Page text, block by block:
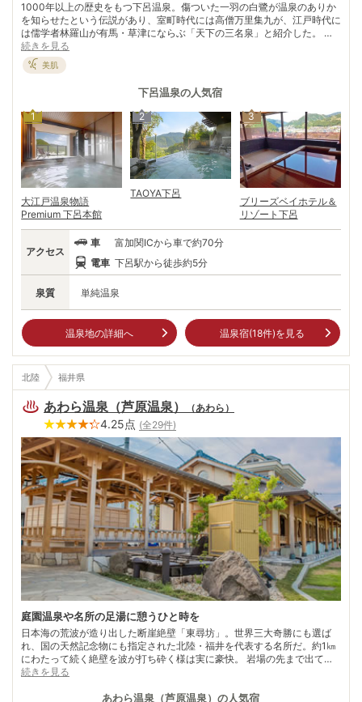
1000年以上の歴史をもつ下呂温泉。傷ついた一羽の白鷺が温泉のありか
を知らせたという伝説があり、室町時代には高僧万里集九が、江戸時代に
は儒学者林羅山が有馬・草津にならぶ「天下の三名泉」と紹介した。 昭
和49年に温泉資源の保護、安定供給のため温泉の集中管理を行い、加温
や加水せず、温泉を旅館などに供給している。源泉温度は最高84℃、共
有温度は55℃のアルカリ性単純温泉。ツルツルスベスベした肌触りから
別名「美人の湯」とも呼ばれている。 飛騨川を中心とした温泉街には湯
めぐりができる多数の施設があるので、「湯めぐり手形」を片手に散策を
楽しもう。地元スイーツや、名産の飛騨牛グルメの食べ歩きも楽しめる。
電車でのアクセスも良く、一年中観光客の絶えない温泉地だ。
続きを見る
美肌
下呂温泉の人気宿
1
大江戸温泉物語
Premium 下呂本館
2
TAOYA下呂
3
ブリーズベイホテル＆
リゾート下呂
泉質 単純温泉
アクセス
車
富加関ICから車で約70分
電車 下呂駅から徒歩約5分
温泉地の詳細へ 温泉宿(18件)を見る
北陸 福井県
あわら温泉（芦原温泉） （あわら ）
4.25点 (全29件)
庭園温泉や名所の足湯に憩うひと時を
日本海の荒波が造り出した断崖絶壁「東尋坊」。世界三大奇勝にも選ば
れ、国の天然記念物にも指定された北陸・福井を代表する名所だ。約1㎞
にわたって続く絶壁を波が打ち砕く様は実に豪快。 岩場の先まで出て下
を見下ろせば、あまりの高さと迫力に思わず足がすくむ。 その東尋坊か
近代的な設備を備えた規模の大きい宿は、広い敷地を利用して趣向を凝ら
続きを見る
あわら温泉（芦原温泉） の人気宿